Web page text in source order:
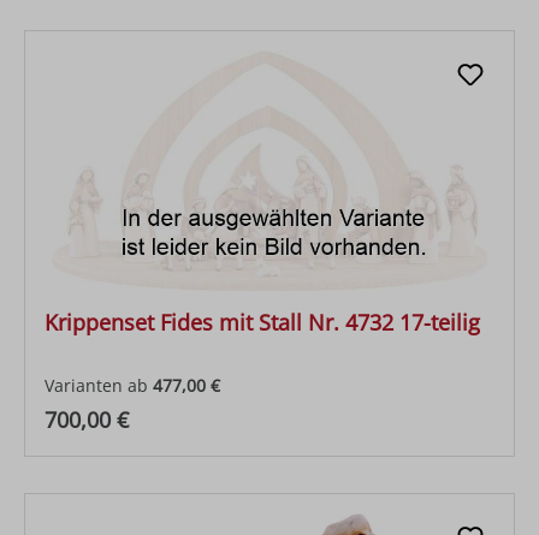
Krippenset Fides mit Stall Nr. 4732 17-teilig
Varianten ab 477,00 €
Regulärer Preis:
700,00 €